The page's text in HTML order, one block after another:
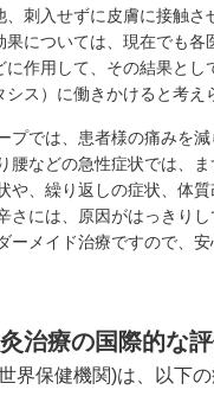
、刺入せずに皮膚に接触さ
果については、現在でも
に作用して、その結果と
シス）に働きかけると考え
プでは、患者様の痛みを
腰などの急性症状では、ま
や、繰り返しの症状、体
さには、原因がはっきり
ーメイド治療ですので、安
治療の国際的な
界保健機関)は、以下